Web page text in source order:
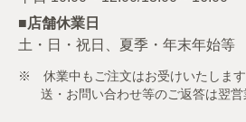
■店舗休業日
土・日・祝日、夏季・年末年始等
※ 休業中もご注文はお受けいたします
送・お問い合わせ等のご返答は翌営